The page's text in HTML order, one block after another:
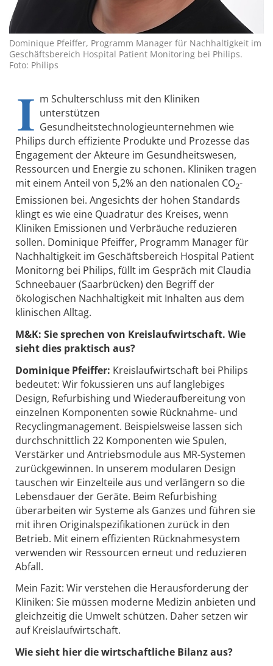
Dominique Pfeiffer, Programm Manager für Nachhaltigkeit im
Geschäftsbereich Hospital Patient Monitoring bei Philips.
Foto: Philips
I m Schulterschluss mit den Kliniken
unterstützen
Gesundheitstechnologieunternehmen wie
Philips durch effiziente Produkte und Prozesse das
Engagement der Akteure im Gesundheitswesen,
Ressourcen und Energie zu schonen. Kliniken tragen
mit einem Anteil von 5,2% an den nationalen CO2-
Emissionen bei. Angesichts der hohen Standards
klingt es wie eine Quadratur des Kreises, wenn
Kliniken Emissionen und Verbräuche reduzieren
sollen. Dominique Pfeiffer, Programm Manager für
Nachhaltigkeit im Geschäftsbereich Hospital Patient
Monitorng bei Philips, füllt im Gespräch mit Claudia
Schneebauer (Saarbrücken) den Begriff der
ökologischen Nachhaltigkeit mit Inhalten aus dem
klinischen Alltag.
M&K: Sie sprechen von Kreislaufwirtschaft. Wie
sieht dies praktisch aus?
Dominique Pfeiffer: Kreislaufwirtschaft bei Philips
bedeutet: Wir fokussieren uns auf langlebiges
Design, Refurbishing und Wiederaufbereitung von
einzelnen Komponenten sowie Rücknahme- und
Recyclingmanagement. Beispielsweise lassen sich
durchschnittlich 22 Komponenten wie Spulen,
Verstärker und Antriebsmodule aus MR-Systemen
zurückgewinnen. In unserem modularen Design
tauschen wir Einzelteile aus und verlängern so die
Lebensdauer der Geräte. Beim Refurbishing
überarbeiten wir Systeme als Ganzes und führen sie
mit ihren Originalspezifikationen zurück in den
Betrieb. Mit einem effizienten Rücknahmesystem
verwenden wir Ressourcen erneut und reduzieren
Abfall.
Mein Fazit: Wir verstehen die Herausforderung der
Kliniken: Sie müssen moderne Medizin anbieten und
gleichzeitig die Umwelt schützen. Daher setzen wir
auf Kreislaufwirtschaft.
Wie sieht hier die wirtschaftliche Bilanz aus?